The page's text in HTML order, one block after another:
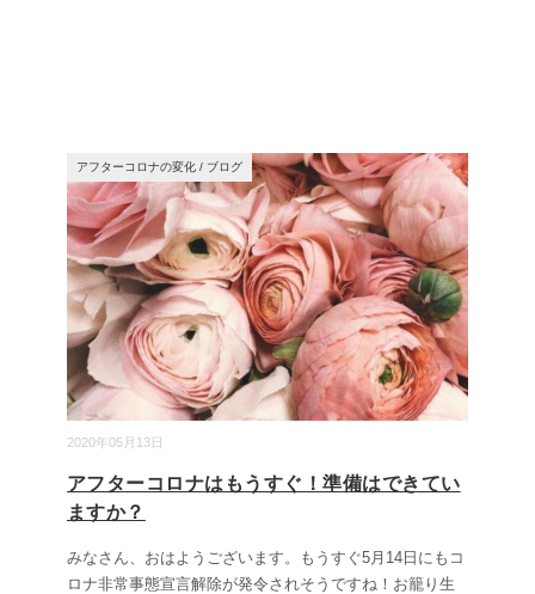
2020年05月13日
アフターコロナの変化 / ブログ
アフターコロナはもうすぐ！準備はできてい
ますか？
みなさん、おはようございます。もうすぐ5月14日にもコ
ロナ非常事態宣言解除が発令されそうですね！お籠り生